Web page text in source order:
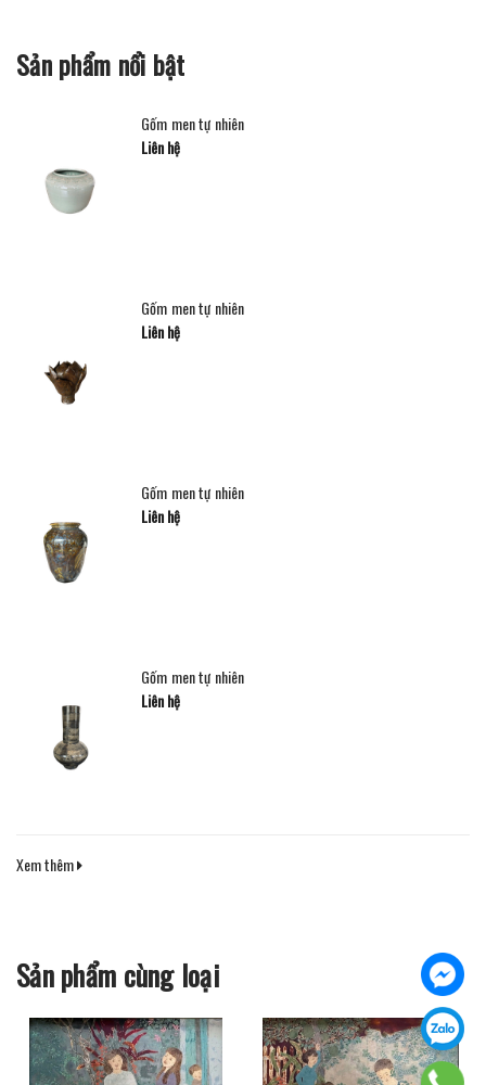
Sản phẩm nổi bật
Gốm men tự nhiên
Liên hệ
Gốm men tự nhiên
Liên hệ
Gốm men tự nhiên
Liên hệ
Gốm men tự nhiên
Liên hệ
Xem thêm
Sản phẩm cùng loại